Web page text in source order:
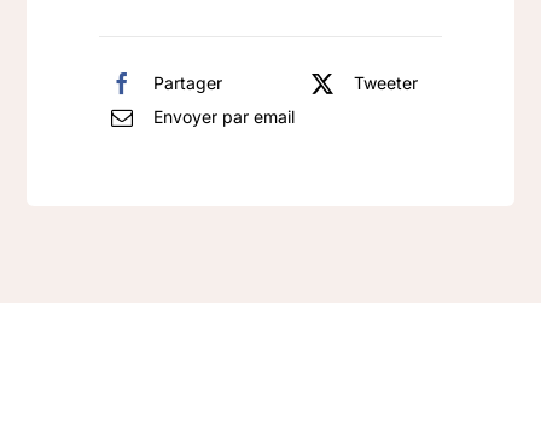
Partager
Tweeter
Envoyer par email